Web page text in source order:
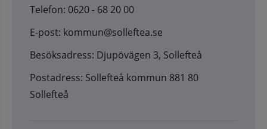
Telefon: 0620 - 68 20 00
E-post: kommun@solleftea.se
Besöksadress: Djupövägen 3, Sollefteå
Postadress: Sollefteå kommun 881 80
Sollefteå